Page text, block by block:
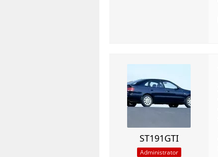
ST191GTI
Administrator